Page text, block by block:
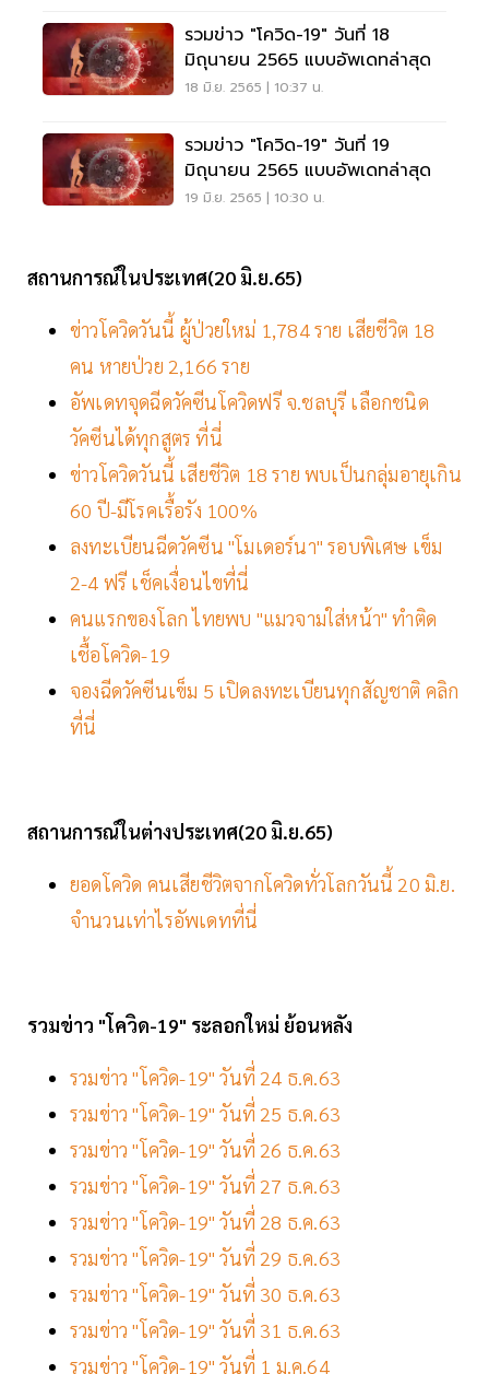
รวมข่าว "โควิด-19" วันที่ 18
มิถุนายน 2565 แบบอัพเดทล่าสุด
18 มิ.ย. 2565 | 10:37 น.
รวมข่าว "โควิด-19" วันที่ 19
มิถุนายน 2565 แบบอัพเดทล่าสุด
19 มิ.ย. 2565 | 10:30 น.
สถานการณ์ในประเทศ(20 มิ.ย.65)
ข่าวโควิดวันนี้ ผู้ป่วยใหม่ 1,784 ราย เสียชีวิต 18
คน หายป่วย 2,166 ราย
อัพเดทจุดฉีดวัคซีนโควิดฟรี จ.ชลบุรี เลือกชนิด
วัคซีนได้ทุกสูตร ที่นี่
ข่าวโควิดวันนี้ เสียชีวิต 18 ราย พบเป็นกลุ่มอายุเกิน
60 ปี-มีโรคเรื้อรัง 100%
ลงทะเบียนฉีดวัคซีน "โมเดอร์นา" รอบพิเศษ เข็ม
2-4 ฟรี เช็คเงื่อนไขที่นี่
คนแรกของโลก ไทยพบ "แมวจามใส่หน้า" ทำติด
เชื้อโควิด-19
จองฉีดวัคซีนเข็ม 5 เปิดลงทะเบียนทุกสัญชาติ คลิก
ที่นี่
สถานการณ์ในต่างประเทศ(20 มิ.ย.65)
ยอดโควิด คนเสียชีวิตจากโควิดทั่วโลกวันนี้ 20 มิ.ย.
จำนวนเท่าไรอัพเดทที่นี่
รวมข่าว "โควิด-19" ระลอกใหม่ ย้อนหลัง
รวมข่าว "โควิด-19" วันที่ 24 ธ.ค.63
รวมข่าว "โควิด-19" วันที่ 25 ธ.ค.63
รวมข่าว "โควิด-19" วันที่ 26 ธ.ค.63
รวมข่าว "โควิด-19" วันที่ 27 ธ.ค.63
รวมข่าว "โควิด-19" วันที่ 28 ธ.ค.63
รวมข่าว "โควิด-19" วันที่ 29 ธ.ค.63
รวมข่าว "โควิด-19" วันที่ 30 ธ.ค.63
รวมข่าว "โควิด-19" วันที่ 31 ธ.ค.63
รวมข่าว "โควิด-19" วันที่ 1 ม.ค.64